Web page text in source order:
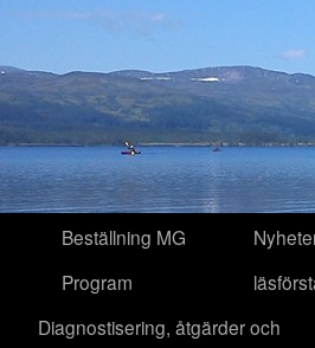
Beställning MG
Program
Diagnostisering, åtgärder och